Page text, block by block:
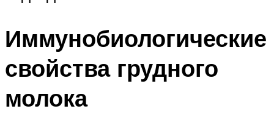
Иммунобиологические
свойства грудного
молока